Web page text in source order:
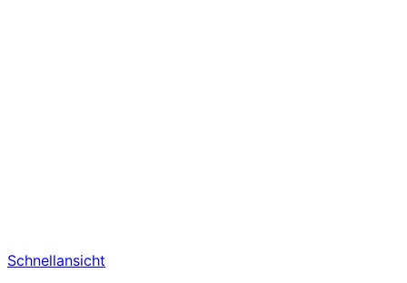
Schnellansicht